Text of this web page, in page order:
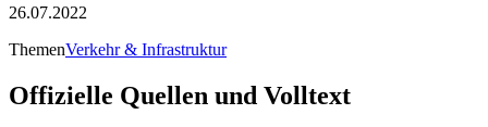
26.07.2022
ThemenVerkehr & Infrastruktur
Offizielle Quellen und Volltext